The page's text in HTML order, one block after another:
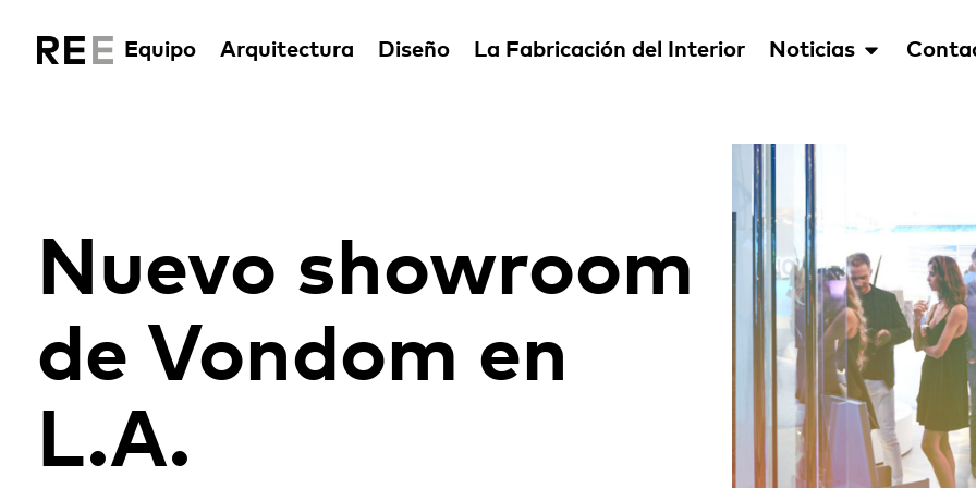
Equipo Arquitectura Diseño La Fabricación del Interior Noticias
Nuevo showroom
de Vondom en
L.A.